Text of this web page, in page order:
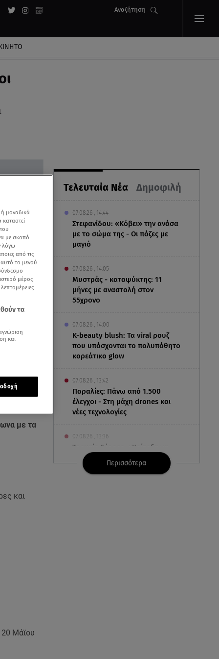
Αναζήτηση
Τελευταία Νέα Δημοφιλή
07.08.26 , 14:44
Στεφανίδου: «Κόβει» την ανάσα
με το σώμα της - Οι πόζες με
μαγιό
07.08.26 , 14:05
Μυστράς - καταψύκτης: 11
μήνες με αναστολή στον
55χρονο
07.08.26 , 14:00
K-beauty blush: Τα viral ρουζ
που υπόσχονται το πολυπόθητο
κορεάτικο glow
07.08.26 , 13:42
Παραλίες: Πάνω από 1.500
έλεγχοι - Στη μάχη drones και
νέες τεχνολογίες
07.08.26 , 13:36
Τροχαίο Σέρρες: «Κοίταξα να
φύγω αριστερά, αλλά δεν
πρόλαβα»
Περισσότερα
με τα
και
20 Μάϊου
μοναδικά
με σκοπό
λόγω
από τις
αυτό το μενού
μέρος
τα
και